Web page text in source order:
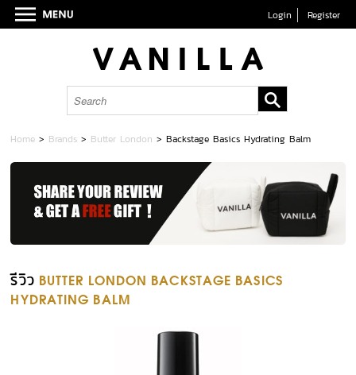
Login Register
Home > Brands > Butter London >Backstage Basics Hydrating Balm
รีวิว BUTTER LONDON BACKSTAGE BASICS
HYDRATING BALM